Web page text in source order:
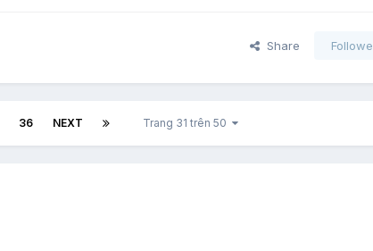
Share
36 NEXT Trang 31 trên 50